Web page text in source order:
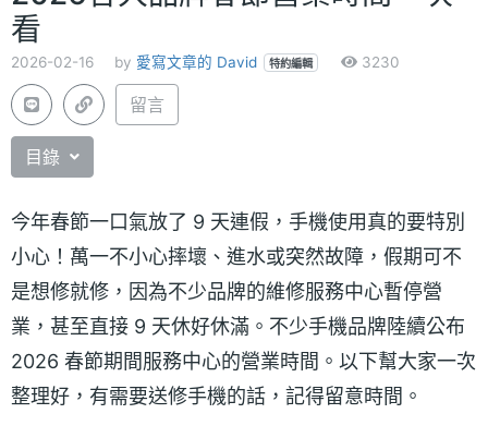
看
2026-02-16 by 愛寫文章的 David 特約編輯 3230
留言
目錄
今年春節一口氣放了 9 天連假，手機使用真的要特別
小心！萬一不小心摔壞、進水或突然故障，假期可不
是想修就修，因為不少品牌的維修服務中心暫停營
業，甚至直接 9 天休好休滿。不少手機品牌陸續公布
2026 春節期間服務中心的營業時間。以下幫大家一次
整理好，有需要送修手機的話，記得留意時間。